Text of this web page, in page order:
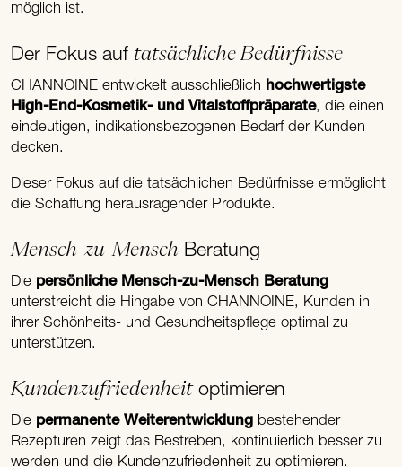
möglich ist.
Der Fokus auf tatsächliche Bedürfnisse
CHANNOINE entwickelt ausschließlich hochwertigste
High-End-Kosmetik- und Vitalstoffpräparate, die einen
eindeutigen, indikationsbezogenen Bedarf der Kunden
decken.
Dieser Fokus auf die tatsächlichen Bedürfnisse ermöglicht
die Schaffung herausragender Produkte.
Mensch-zu-Mensch Beratung
Die persönliche Mensch-zu-Mensch Beratung
unterstreicht die Hingabe von CHANNOINE, Kunden in
ihrer Schönheits- und Gesundheitspflege optimal zu
unterstützen.
Kundenzufriedenheitoptimieren
Die permanente Weiterentwicklung bestehender
Rezepturen zeigt das Bestreben, kontinuierlich besser zu
werden und die Kundenzufriedenheit zu optimieren.